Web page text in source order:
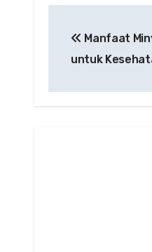
Manfaat
untuk